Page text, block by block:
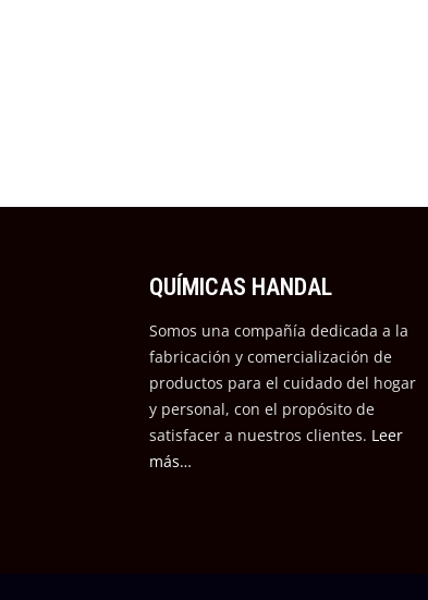
QUÍMICAS HANDAL
Somos una compañía dedicada a la
fabricación y comercialización de
productos para el cuidado del hogar
y personal, con el propósito de
satisfacer a nuestros clientes. Leer
más…